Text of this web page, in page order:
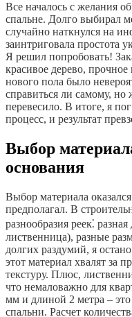
Все началось с желания
спальне. Долго выбирал
случайно наткнулся на
заинтриговала простота
Я решил попробовать!
красивое дерево,
нового пола было
справиться ли самому, но
перевесило. В итоге, я
процесс, и результат
Выбор
основания
Выбор материала
предполагал. В
разнообразия реек⁚
лиственница), разные
долгих раздумий, я
этот материал хвалят за
текстуру. Плюс,
что немаловажно для
мм и длиной 2 метра –
спальни. Расчет